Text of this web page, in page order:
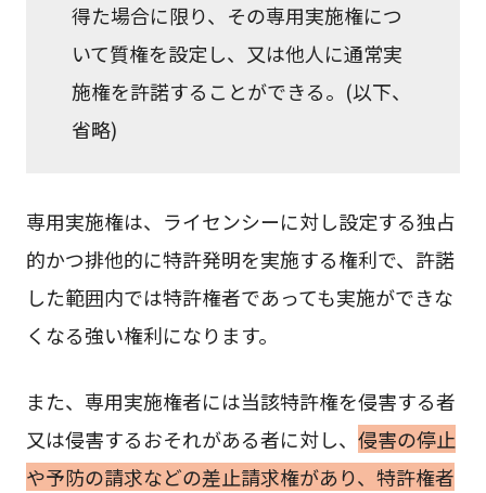
得た場合に限り、その専用実施権につ
いて質権を設定し、又は他人に通常実
施権を許諾することができる。(以下、
省略)
専用実施権は、ライセンシーに対し設定する独占
的かつ排他的に特許発明を実施する権利で、許諾
した範囲内では特許権者であっても実施ができな
くなる強い権利になります。
また、専用実施権者には当該特許権を侵害する者
又は侵害するおそれがある者に対し、 侵害の停止
や予防の請求などの差止請求権があり、特許権者